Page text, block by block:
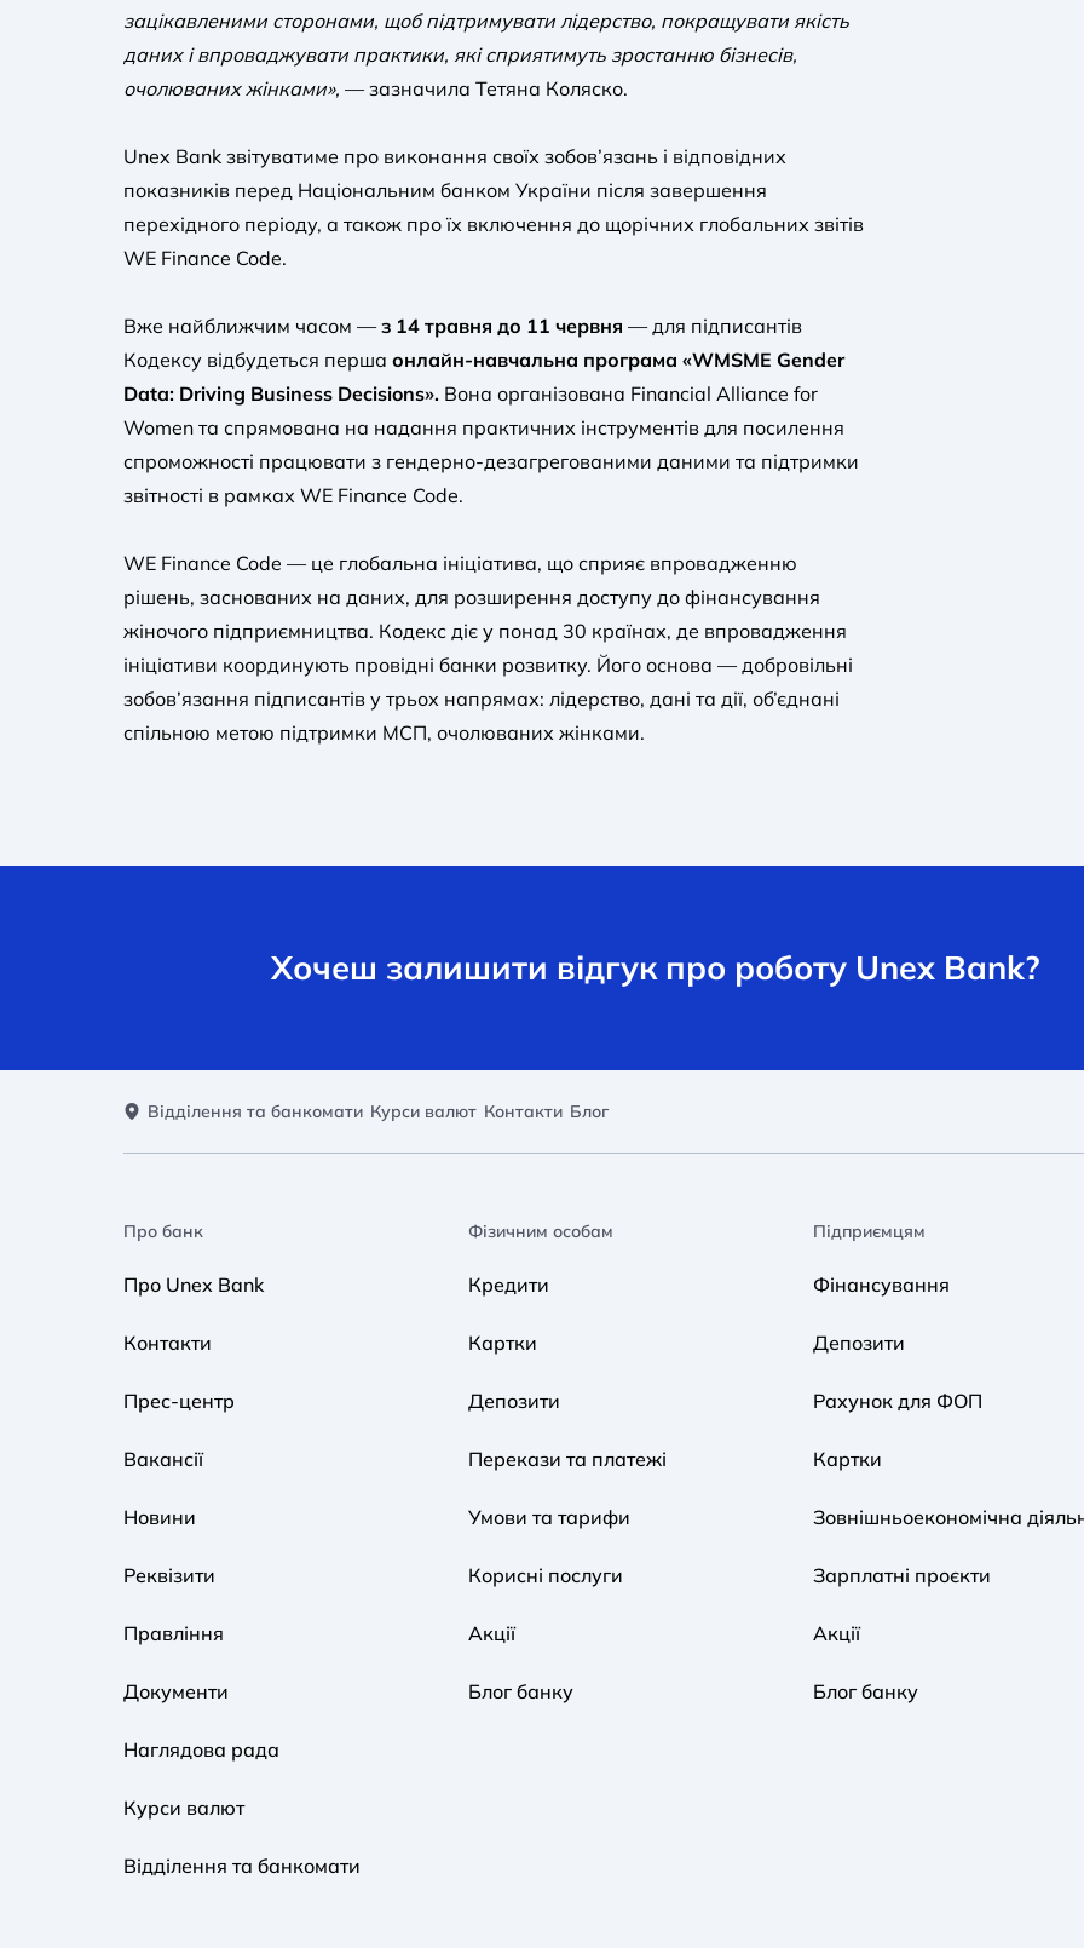
зацікавленими сторонами, щоб підтримувати лідерство, покращувати якість
даних і впроваджувати практики, які сприятимуть зростанню бізнесів,
очолюваних жінками», — зазначила Тетяна Коляско.
Unex Bank звітуватиме про виконання своїх зобов’язань і відповідних
показників перед Національним банком України після завершення
перехідного періоду, а також про їх включення до щорічних глобальних звітів
WE Finance Code.
Вже найближчим часом —з 14 травня до 11 червня — для підписантів
Кодексу відбудеться перша онлайн-навчальна програма «WMSME Gender
Data: Driving Business Decisions». Вона організована Financial Alliance for
Women та спрямована на надання практичних інструментів для посилення
спроможності працювати з гендерно-дезагрегованими даними та підтримки
звітності в рамках WE Finance Code.
WE Finance Code — це глобальна ініціатива, що сприяє впровадженню
рішень, заснованих на даних, для розширення доступу до фінансування
жіночого підприємництва. Кодекс діє у понад 30 країнах, де впровадження
ініціативи координують провідні банки розвитку. Його основа — добровільні
зобов’язання підписантів у трьох напрямах: лідерство, дані та дії, об’єднані
спільною метою підтримки МСП, очолюваних жінками.
Хочеш залишити відгук про роботу Unex Bank?
Відділення та банкомати Курси валют Контакти Блог
Про банк
Про Unex Bank
Контакти
Прес-центр
Вакансії
Новини
Реквізити
Правління
Документи
Наглядова рада
Курси валют
Відділення та банкомати
Фізичним особам
Кредити
Картки
Депозити
Перекази та платежі
Умови та тарифи
Корисні послуги
Акції
Блог банку
Підприємцям
Фінансування
Депозити
Рахунок для ФОП
Картки
Зовнішньоекономічна
Зарплатні проєкти
Акції
Блог банку